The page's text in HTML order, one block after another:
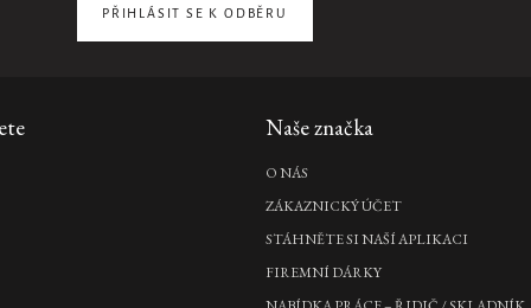
PŘIHLÁSIT SE K ODBĚRU
Naše značka
O NÁS
ZÁKAZNICKÝ ÚČET
STÁHNĚTE SI NAŠÍ APLIKACI
FIREMNÍ DÁRKY